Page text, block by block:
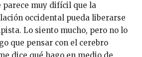
parece muy difícil que la
occidental pueda liberarse
Lo siento mucho, pero no lo
que pensar con el cerebro